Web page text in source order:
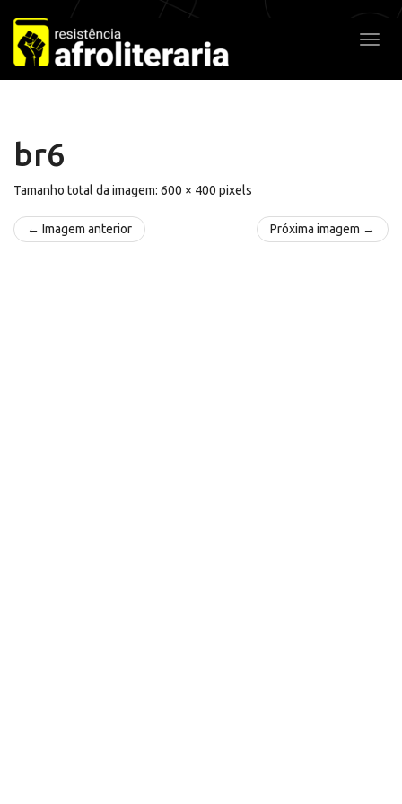
Pular
para
o
conteúdo
br6
Tamanho total da imagem: 600 × 400 pixels
← Imagem anterior Próxima imagem →